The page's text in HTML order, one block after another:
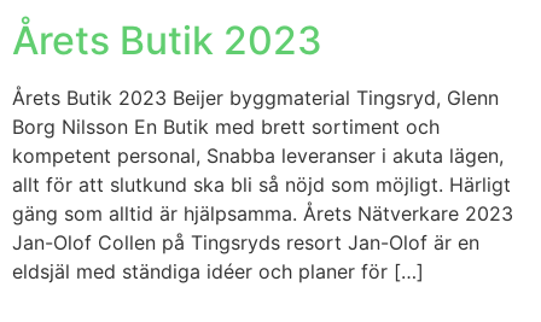
Årets Butik 2023
Årets Butik 2023 Beijer byggmaterial Tingsryd, Glenn
Borg Nilsson En Butik med brett sortiment och
kompetent personal, Snabba leveranser i akuta lägen,
allt för att slutkund ska bli så nöjd som möjligt. Härligt
gäng som alltid är hjälpsamma. Årets Nätverkare 2023
Jan-Olof Collen på Tingsryds resort Jan-Olof är en
eldsjäl med ständiga idéer och planer för […]